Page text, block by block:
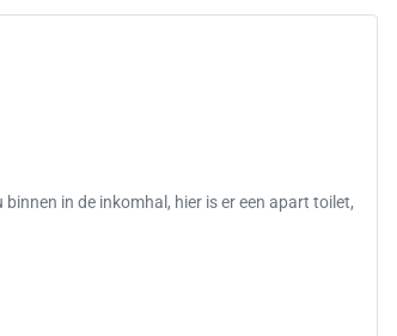
in de inkomhal, hier is er een apart toilet,